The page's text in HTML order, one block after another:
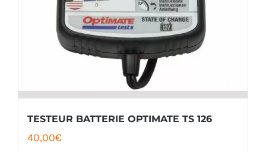
TESTEUR BATTERIE OPTIMATE TS 126
40,00€